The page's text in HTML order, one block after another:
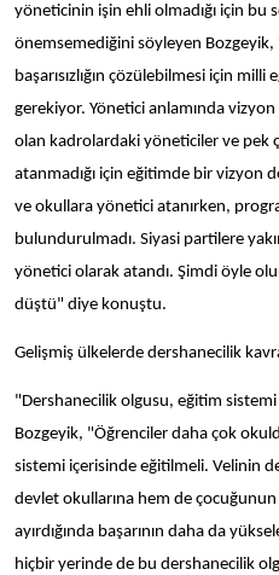
yöneticinin işin ehli olmadığı için bu
önemsemediğini söyleyen
başarısızlığın çözülebilmesi için
gerekiyor. Yönetici anlamında
olan kadrolardaki yöneticiler ve pek
atanmadığı için eğitimde bir vizyon
ve okullara yönetici atanırken,
bulundurulmadı. Siyasi partilere
yönetici olarak atandı. Şimdi öyle
düştü" diye konuştu.
Gelişmiş ülkelerde dershanecilik
"Dershanecilik olgusu, eğitim sistemi
Bozgeyik, "Öğrenciler daha çok
sistemi içerisinde eğitilmeli. Velinin
devlet okullarına hem de
ayırdığında başarının daha da
hiçbir yerinde de bu dershanecilik